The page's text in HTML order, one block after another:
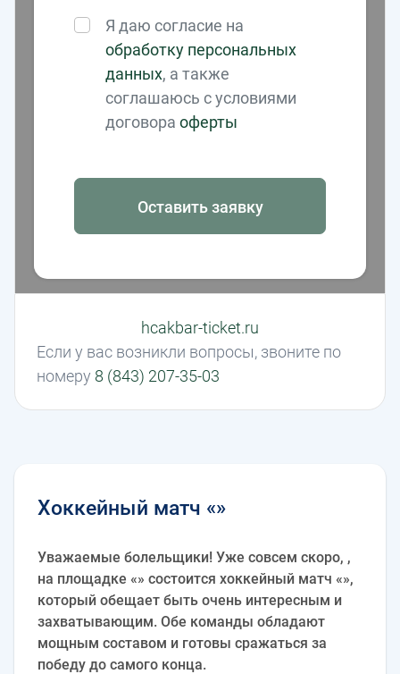
Я даю согласие на
обработку персональных
данных, а также
соглашаюсь с условиями
договораоферты
Оставить заявку
Если у вас возникли вопросы, звоните по
номеру 8 (843) 207-35-03
hcakbar-ticket.ru
Хоккейный матч «»
Уважаемые болельщики! Уже совсем скоро, ,
на площадке «» состоится хоккейный матч «»,
который обещает быть очень интересным и
захватывающим. Обе команды обладают
мощным составом и готовы сражаться за
победу до самого конца.